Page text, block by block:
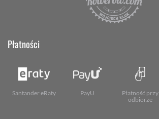
Płatności
Santander eRaty PayU
Płatność przy
odbiorze